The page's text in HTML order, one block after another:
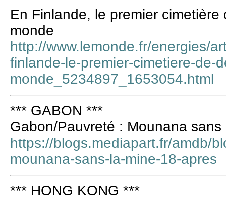
En Finlande, le premier
monde
http://www.lemonde.fr/energies/
finlande-le-premier-cimetiere-de-
monde_5234897_1653054.html
*** GABON ***
Gabon/Pauvreté : Mounana
https://blogs.mediapart.fr/amdb/
mounana-sans-la-mine-18-apres
*** HONG KONG ***